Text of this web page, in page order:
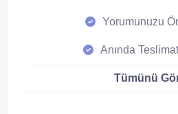
Yorumunuzu
Anında
Tümünü